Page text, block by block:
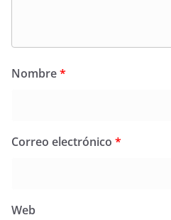
Nombre*
Correo electrónico *
Web